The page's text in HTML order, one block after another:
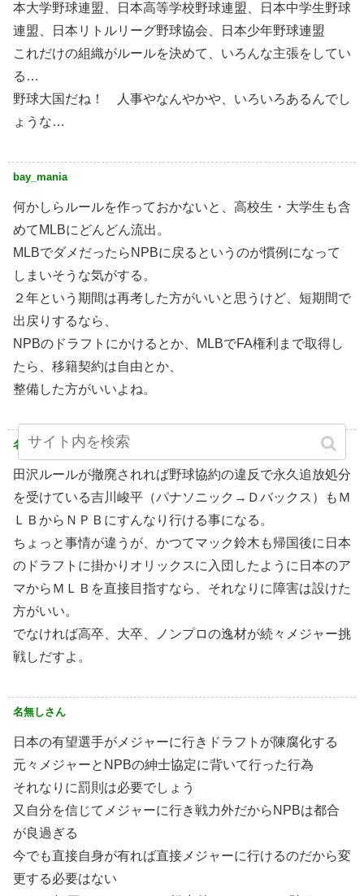
本大学野球連盟、日本高等学校野球連盟、日本中学生野球
連盟、日本リトルリーグ野球協会、日本少年野球連盟
これだけの組織がルールを決めて、いろんな主張をしてい
る…
野球大国だね！ 人事やなんやかや、いろいろあるんでし
ょうな…
bay_mania
何かしらルールを作っておかないと、高校生・大学生も含
めてMLBにどんどん流出。
MLBでダメだったらNPBに戻るというのが慣例になって
しまいそうな気がする。
２年という期間は再考した方がいいと思うけど、短期間で
出戻りするなら、
NPBのドラフトにかけるとか、MLBでFA権利まで取得し
たら、移籍契約は自由とか、
整備した方がいいよね。
名無しさん
田沢ルールが撤廃されれば野球協約の違反で永久追放処分
を受けている吉川峻平（パナソニック→Ｄバックス）もＭ
ＬＢからＮＰＢにすんなり行ける事になる。
ちょっと事情が違うが、かつてマック鈴木も帰国後に日本
のドラフトに掛かりオリックスに入団したように日本のア
マからＭＬＢを直接目指すなら、それなりに障害は設けた
方がいい。
でなければ高卒、大卒、ノンプロの逸材が続々メジャー挑
戦しだすよ。
名無しさん
日本の有望選手がメジャーに行きドラフトが陳腐化する
元々メジャーとNPBの紳士協定に背いて行った行為
それなりに罰則は必要でしょう
又自分を信じてメジャーに行き戦力外だからNPBは都合
が良過ぎる
今でも直接自身が有れば直接メジャーに行けるのだから変
更する必要はない